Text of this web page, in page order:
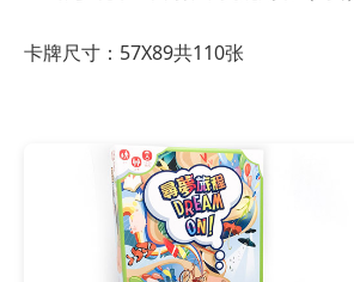
卡牌尺寸：57X89共110张